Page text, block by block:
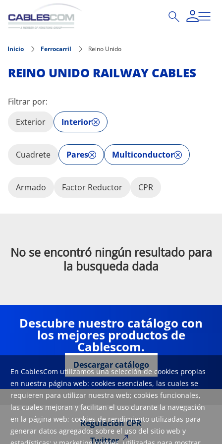
Pasar al contenido principal
En CablesCom utilizamos una selección de cookies propias
en nuestra página web: cookies esenciales, las cuales se
requieren para utilizar nuestra web; cookies funcionales,
las cuales mejoran y facilitan el uso durante la navegación
en la página web; cookies de rendimiento utilizadas para
generar datos agregados sobre el uso del sitio web y
Inicio Ferrocarril Reino Unido
REINO UNIDO RAILWAY CABLES
Filtrar por:
Exterior
Interior
Cuadrete Pares Multiconductor
Armado Factor Reductor CPR
No se encontró ningún resultado para
la busqueda dada
Descubre nuestro catálogo con
los mejores productos de
Cablescom.
Descargar catálogo
Regulación CPR
Twitter